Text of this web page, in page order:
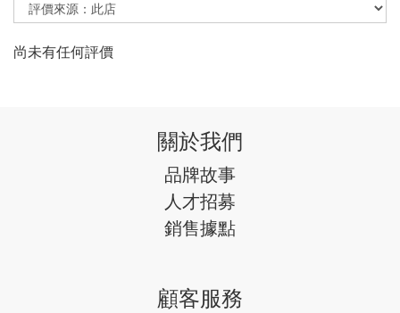
尚未有任何評價
關於我們
品牌故事
人才招募
銷售據點
顧客服務